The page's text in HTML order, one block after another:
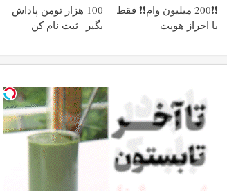
❗❗200 میلیون وام❗❗ فقط
با احراز هویت
100 هزار تومن پاداش
بگیر | ثبت نام کن